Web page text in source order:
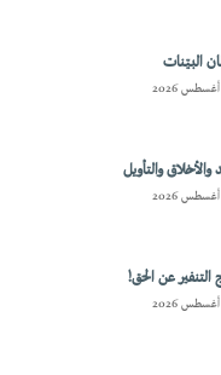
البيّنات
والأخلاق والتأويل
التنفير عن الحق!